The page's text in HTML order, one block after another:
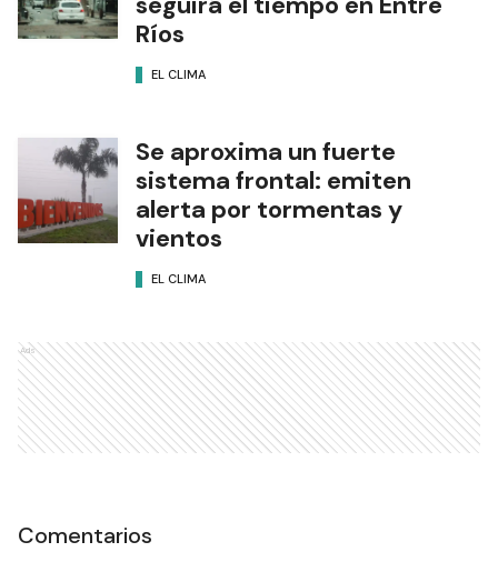
Ríos
EL CLIMA
Se aproxima un fuerte
sistema frontal: emiten
alerta por tormentas y
vientos
EL CLIMA
Ads
Comentarios